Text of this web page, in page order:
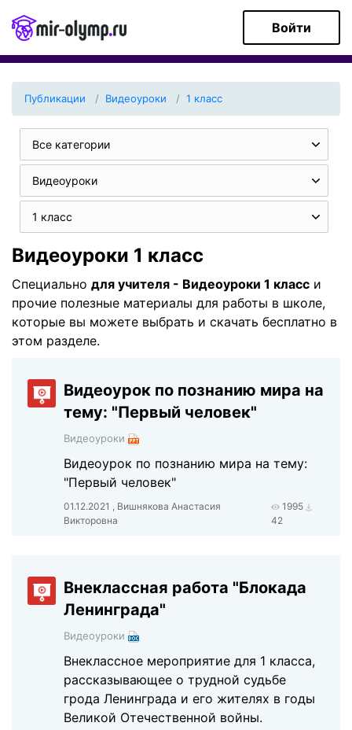
Войти
Публикации Видеоуроки 1 класс
Все категории
Видеоуроки
1 класс
Видеоуроки 1 класс
Специально для учителя - Видеоуроки 1 класс и
прочие полезные материалы для работы в школе,
которые вы можете выбрать и скачать бесплатно в
этом разделе.
Видеоурок по познанию мира на
тему: "Первый человек"
Видеоуроки
Видеоурок по познанию мира на тему:
"Первый человек"
01.12.2021 , Вишнякова Анастасия
Викторовна
1995
42
Внеклассная работа "Блокада
Ленинграда"
Видеоуроки
Внеклассное мероприятие для 1 класса,
рассказывающее о трудной судьбе
грода Ленинграда и его жителях в годы
Великой Отечественной войны.